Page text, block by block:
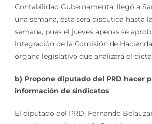
Contabilidad Gubernamental llegó a
una semana, ésta será discutida hasta
semana, pues el jueves apenas se
integración de la Comisión de
órgano legislativo que analizará el
b) Propone diputado del PRD hacer
información de sindicatos
El diputado del PRD, Fernando